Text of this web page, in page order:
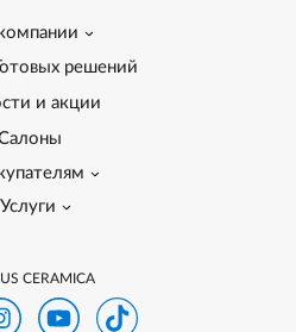
решений
и акции
Услуги
CERAMICA